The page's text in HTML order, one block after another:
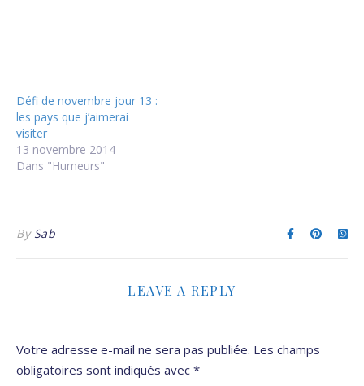
Défi de novembre jour 13 :
les pays que j’aimerai
visiter
13 novembre 2014
Dans "Humeurs"
By Sab
LEAVE A REPLY
Votre adresse e-mail ne sera pas publiée. Les champs
obligatoires sont indiqués avec *